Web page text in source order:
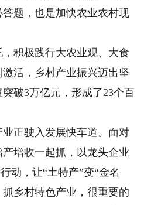
题，也是加快农业农村现
积极践行大农业观、大食
活，乡村产业振兴迈出坚
破3万亿元，形成了23个百
正驶入发展快车道。面对
增收一起抓，以龙头企业
动，让“土特产”变“金名
抓乡村特色产业，很重要的